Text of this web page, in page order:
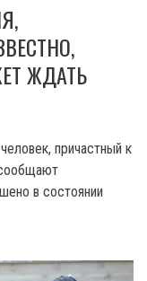
ЖДАТЬ
причастный к
в состоянии